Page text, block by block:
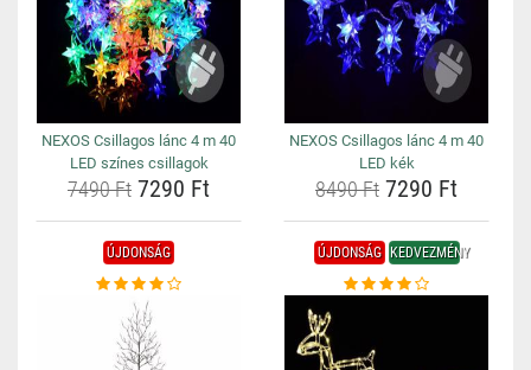
NEXOS Csillagos lánc 4 m 40
LED színes csillagok
7490 Ft 7290 Ft
NEXOS Csillagos lánc 4 m 40
LED kék
8490 Ft 7290 Ft
ÚJDONSÁG ÚJDONSÁG KEDVEZMÉNY